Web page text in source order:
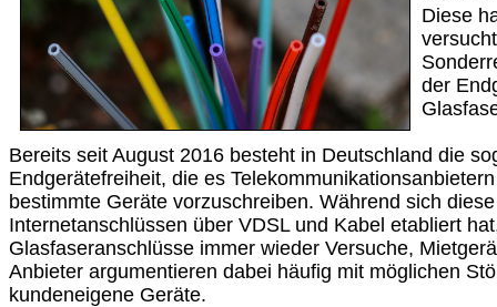
Diese
der
Bereits seit August 2016 besteht in Deutschland die
Endgerätefreiheit, die es
bestimmte Geräte vorzuschreiben. Während sich
Internetanschlüssen über VDSL und Kabel etabliert
Glasfaseranschlüsse immer wieder Versuche,
Anbieter argumentieren dabei häufig mit möglichen
kundeneigene Geräte.